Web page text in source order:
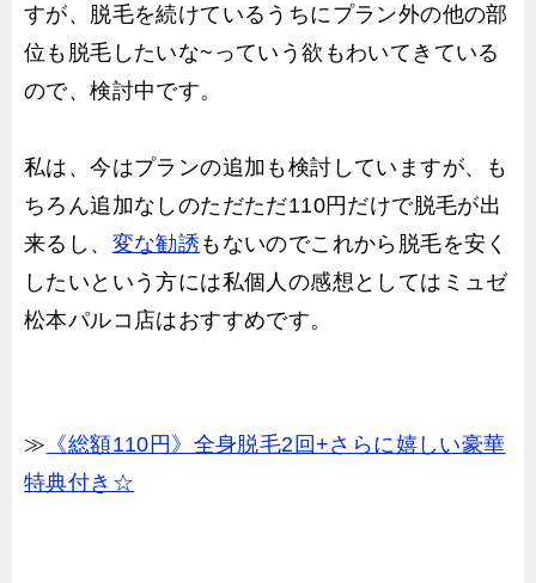
すが、脱毛を続けているうちにプラン外の他の部
位も脱毛したいな~っていう欲もわいてきている
ので、検討中です。
私は、今はプランの追加も検討していますが、も
ちろん追加なしのただただ110円だけで脱毛が出
来るし、 変な勧誘 もないのでこれから脱毛を安く
したいという方には私個人の感想としてはミュゼ
松本パルコ店はおすすめです。
≫ 《総額110円》全身脱毛2回+さらに嬉しい豪華
特典付き☆